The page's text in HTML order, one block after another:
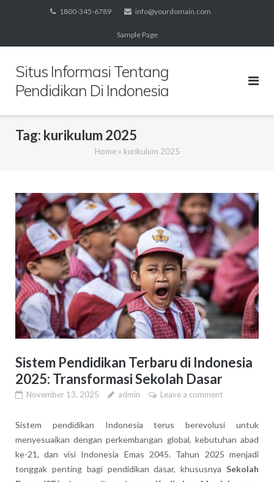
1800-345-6789 info@yourdomain.com
Sample Page
Situs Informasi Tentang
Pendidikan Di Indonesia
Tag: kurikulum 2025
Home» kurikulum 2025
Sistem Pendidikan Terbaru di Indonesia
2025: Transformasi Sekolah Dasar
November 13, 2025 admin Leave a comment
Sistem pendidikan Indonesia terus berevolusi untuk
menyesuaikan dengan perkembangan global, kebutuhan abad
ke-21, dan visi Indonesia Emas 2045. Tahun 2025 menjadi
tonggak penting bagi pendidikan dasar, khususnyaSekolah